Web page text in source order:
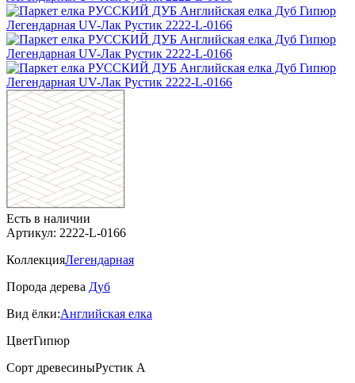
Есть в наличии
Артикул: 2222-L-0166
КоллекцияЛегендарная
Порода дерева Дуб
Вид ёлки:Английская елка
ЦветГипюр
Сорт древесиныРустик А